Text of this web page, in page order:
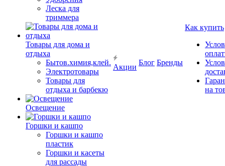
Леска для
триммера
Товары для дома и
отдыха
Бытов.химия,клей.
Электротовары
Товары для
отдыха и барбекю
Освещение
Горшки и кашпо
Горшки и кашпо
пластик
Горшки и касеты
для рассады
Акции
Блог Бренды
Как купить
на